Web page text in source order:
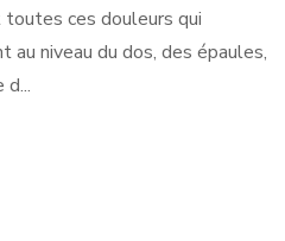
ces douleurs qui
niveau du dos, des épaules,